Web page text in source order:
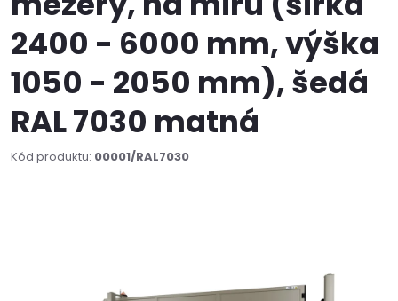
2400 - 6000 mm, výška
1050 - 2050 mm), šedá
RAL 7030 matná
Kód produktu: 00001/RAL7030